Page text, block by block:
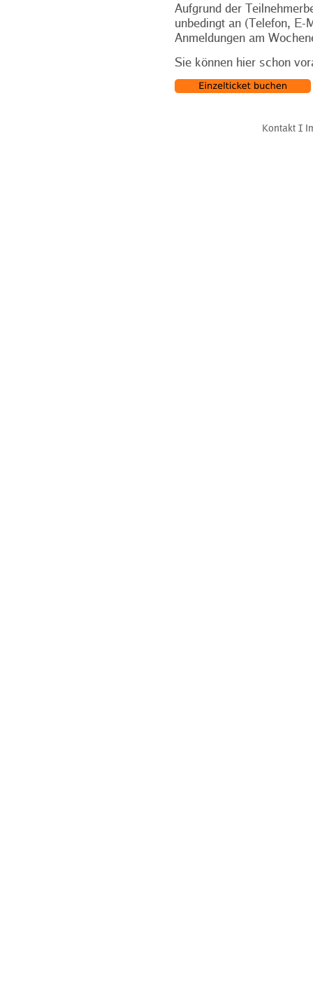
Aufgrund der
unbedingt an (Telefon,
Anmeldungen am
Sie können hier schon
Kontakt Ι